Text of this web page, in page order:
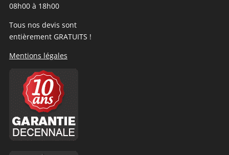
08h00 à 18h00
Tous nos devis sont
entièrement GRATUITS !
Mentions légales